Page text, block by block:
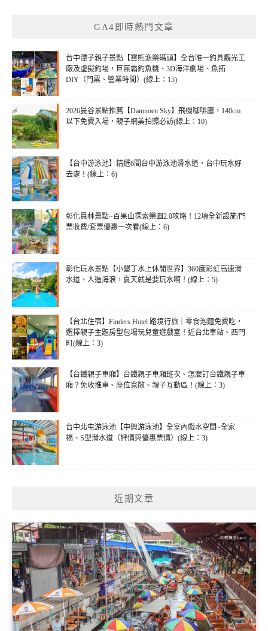
GA4即時熱門文章
台中潭子親子景點【寶熊漁樂碼頭】全台唯一釣具觀光工
廠及虛擬釣場，巨無霸釣魚機、3D海洋劇場、魚拓
DIY（門票、營業時間）(線上：15)
2026曼谷景點推薦【Damnoen Sky】飛機咖啡廳，140cm
以下免費入場，親子網美拍照必訪(線上：10)
【台中游泳池】精選6間台中游泳池滑水道，台中玩水好
去處！(線上：6)
彰化員林景點~百果山探索樂園2.0攻略！12項全新設施/門
票收費/套票優惠一次看(線上：6)
彰化玩水景點【小墾丁水上休閒世界】360度彩虹高速滑
水道、人造海浪，夏天就是要玩水啊！(線上：5)
【台北住宿】Finders Hotel 路境行旅｜零食泡麵免費吃，
選擇親子主題房型包場玩兒童遊戲室！近台北車站、西門
町(線上：3)
【台鐵親子車廂】台鐵親子車廂班次、怎麼訂台鐵親子車
廂？免收推車、座位寬敞、親子互動區！(線上：3)
台中北屯游泳池【中興游泳池】全室內戲水空間~全家
福、S型滑水道（評價與優惠票價）(線上：3)
近期文章